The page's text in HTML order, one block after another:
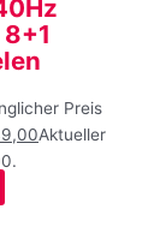
Preis
Aktueller